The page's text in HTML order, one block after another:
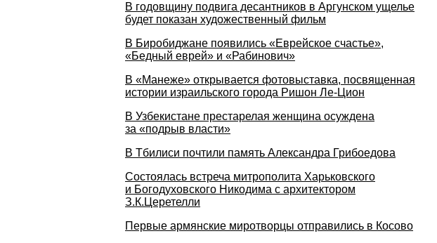
В годовщину подвига десантников в Аргунском ущелье
будет показан художественный фильм
В Биробиджане появились «Еврейское счастье»,
«Бедный еврей» и «Рабинович»
В «Манеже» открывается фотовыставка, посвященная
истории израильского города Ришон Ле-Цион
В Узбекистане престарелая женщина осуждена
за «подрыв власти»
В Тбилиси почтили память Александра Грибоедова
Состоялась встреча митрополита Харьковского
и Богодуховского Никодима с архитектором
З.К.Церетелли
Первые армянские миротворцы отправились в Косово